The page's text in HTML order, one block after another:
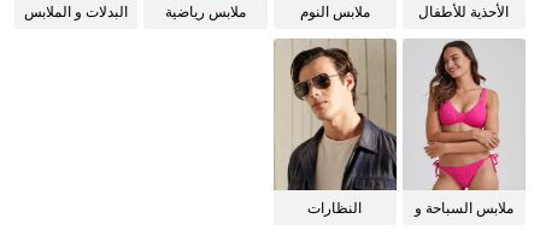
الأحذية للأطفال
ملابس النوم
ملابس رياضية
البدلات و الملابس
ملابس السباحة و
النظارات